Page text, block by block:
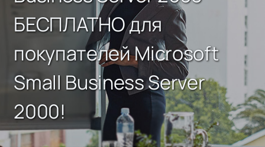
БЕСПЛАТНО для
покупателей Microsoft
Small Business Server
2000!